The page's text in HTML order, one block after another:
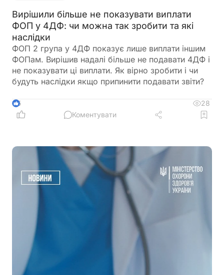
Вирішили більше не показувати виплати
ФОП у 4ДФ: чи можна так зробити та які
наслідки
ФОП 2 група у 4ДФ показує лише виплати іншим
ФОПам. Вирішив надалі більше не подавати 4ДФ і
не показувати ці виплати. Як вірно зробити і чи
будуть наслідки якщо припинити подавати звіти?
5
28
Коментувати